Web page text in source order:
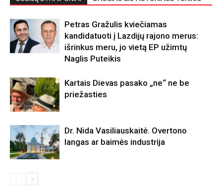
Petras Gražulis kviečiamas
kandidatuoti į Lazdijų rajono merus:
išrinkus meru, jo vietą EP užimtų
Naglis Puteikis
Kartais Dievas pasako „ne“ ne be
priežasties
Dr. Nida Vasiliauskaitė. Overtono
langas ar baimės industrija